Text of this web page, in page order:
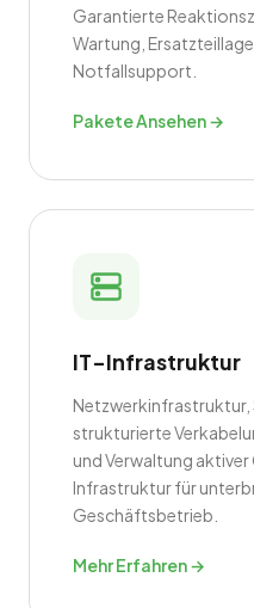
Garantierte
Wartung,
Notfallsupport.
Pakete Ansehen →
IT-Infrastruktur
Netzwerkinfrastruktur,
strukturierte
und Verwaltung
Infrastruktur für
Geschäftsbetrieb.
Mehr Erfahren →